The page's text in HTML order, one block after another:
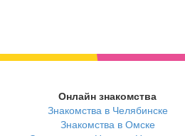
Онлайн знакомства
Знакомства в Челябинске
Знакомства в Омске